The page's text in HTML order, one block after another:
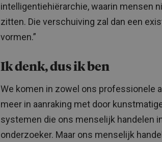
intelligentiehiërarchie, waarin mensen
zitten. Die verschuiving zal dan een
vormen.”
Ik denk, dus ik ben
We komen in zowel ons professionele
meer in aanraking met door
systemen die ons menselijk handelen
onderzoeker. Maar ons menselijk